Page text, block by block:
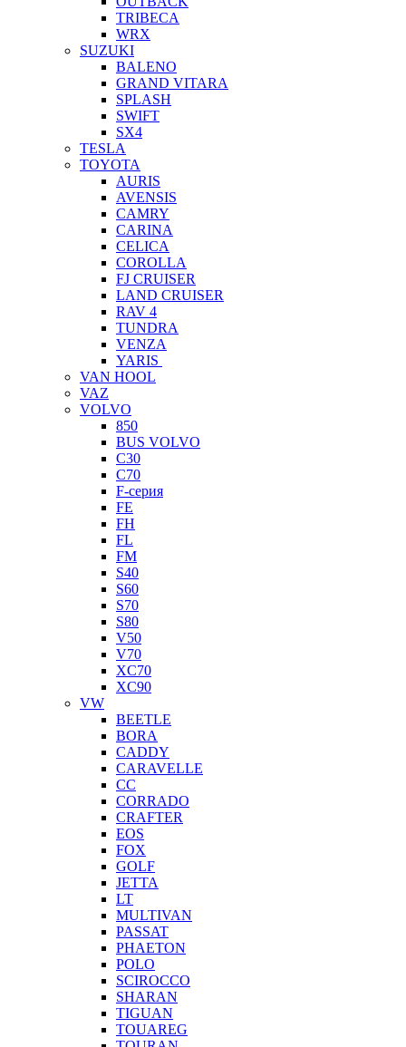
TRIBECA
WRX
SUZUKI
BALENO
GRAND VITARA
SPLASH
SWIFT
SX4
TESLA
TOYOTA
AURIS
AVENSIS
CAMRY
CARINA
CELICA
COROLLA
FJ CRUISER
LAND CRUISER
RAV 4
TUNDRA
VENZA
YARIS
VAN HOOL
VAZ
VOLVO
850
BUS VOLVO
C30
C70
F-серия
FE
FH
FL
FM
S40
S60
S70
S80
V50
V70
XC70
XC90
VW
BEETLE
BORA
CADDY
CARAVELLE
CC
CORRADO
CRAFTER
EOS
FOX
GOLF
JETTA
LT
MULTIVAN
PASSAT
PHAETON
POLO
SCIROCCO
SHARAN
TIGUAN
TOUAREG